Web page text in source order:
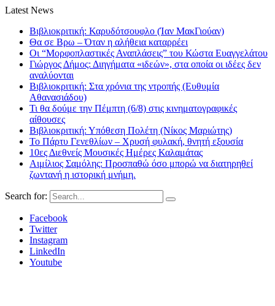
Latest News
Βιβλιοκριτική: Καρυδότσουφλο (Ίαν ΜακΓιούαν)
Θα σε Βρω – Όταν η αλήθεια καταρρέει
Οι “Μορφοπλαστικές Αναπλάσεις” του Κώστα Ευαγγελάτου
Γιώργος Δήμος: Διηγήματα «ιδεών», στα οποία οι ιδέες δεν
αναλύονται
Βιβλιοκριτική: Στα χρόνια της ντροπής (Ευθυμία
Αθανασιάδου)
Τι θα δούμε την Πέμπτη (6/8) στις κινηματογραφικές
αίθουσες
Βιβλιοκριτική: Υπόθεση Πολέτη (Νίκος Μαριώτης)
Το Πάρτυ Γενεθλίων – Χρυσή φυλακή, θνητή εξουσία
10ες Διεθνείς Μουσικές Ημέρες Καλαμάτας
Αιμίλιος Σαμόλης: Προσπαθώ όσο μπορώ να διατηρηθεί
ζωντανή η ιστορική μνήμη.
Search for:
Facebook
Twitter
Instagram
LinkedIn
Youtube